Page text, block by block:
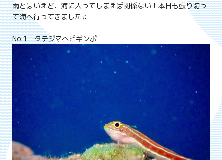
雨とはいえど、海に入ってしまえば関係ない！本日も張り切っ
て海へ行ってきました♫
No.1 タテジマヘビギンポ